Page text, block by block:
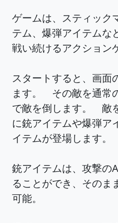
ゲームは、スティック
テム、爆弾アイテムな
戦い続けるアクション
スタートすると、画面
ます。 その敵を通常
で敵を倒します。 敵
に銃アイテムや爆弾ア
イテムが登場します。
銃アイテムは、攻撃の
ることができ、そのま
可能。